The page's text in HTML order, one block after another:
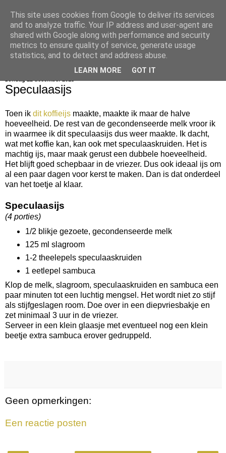
bijna net zo lekker als thuis
Speculaasijs
Toen ik dit koffieijs maakte, maakte ik maar de halve
hoeveelheid. De rest van de gecondenseerde melk vroor ik
in waarmee ik dit speculaasijs dus weer maakte. Ik dacht,
wat met koffie kan, kan ook met speculaaskruiden. Het is
machtig ijs, maar maak gerust een dubbele hoeveelheid.
Het blijft goed schepbaar in de vriezer. Dus ook ideaal ijs om
al een paar dagen voor kerst te maken. Dan is dat onderdeel
van het toetje al klaar.
Speculaasijs
(4 porties)
1/2 blikje gezoete, gecondenseerde melk
125 ml slagroom
1-2 theelepels speculaaskruiden
1 eetlepel sambuca
Klop de melk, slagroom, speculaaskruiden en sambuca een
paar minuten tot een luchtig mengsel. Het wordt niet zo stijf
als stijfgeslagen room. Doe over in een diepvriesbakje en
zet minimaal 3 uur in de vriezer.
Serveer in een klein glaasje met eventueel nog een klein
beetje extra sambuca erover gedruppeld.
Geen opmerkingen:
Een reactie posten
This site uses cookies from Google to deliver its services
and to analyze traffic. Your IP address and user-agent are
shared with Google along with performance and security
metrics to ensure quality of service, generate usage
statistics, and to detect and address abuse.
LEARN MORE GOT IT